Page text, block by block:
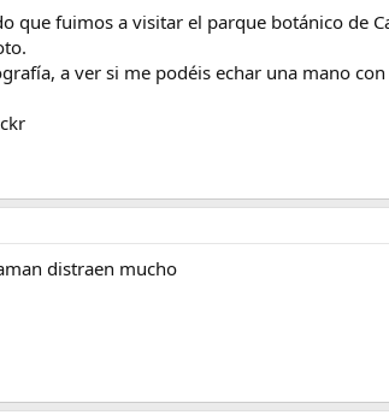
que fuimos a visitar el parque botánico de
a ver si me podéis echar una mano con
distraen mucho